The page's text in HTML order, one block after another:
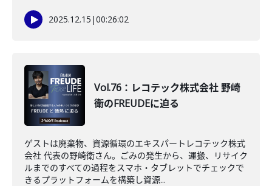
2025.12.15 |00:26:02
Vol.76：レコテック株式会社 野崎
衛のFREUDEに迫る
ゲストは廃棄物、資源循環のエキスパートレコテック株式
会社 代表の野崎衛さん。ごみの発生から、運搬、リサイク
ルまでのすべての過程をスマホ・タブレットでチェックで
きるプラットフォームを構築し資源...